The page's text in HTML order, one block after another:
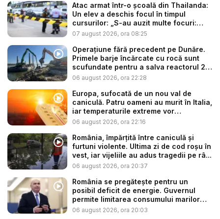
Atac armat într-o școală din Thailanda:
Un elev a deschis focul în timpul
cursurilor: „S-au auzit multe focuri:
ba...
07 august 2026, ora 08:25
Operațiune fără precedent pe Dunăre.
Primele barje încărcate cu rocă sunt
scufundate pentru a salva reactorul 2
...
06 august 2026, ora 22:28
Europa, sufocată de un nou val de
caniculă. Patru oameni au murit în Italia,
iar temperaturile extreme vor
continua...
06 august 2026, ora 22:16
România, împărțită între caniculă și
furtuni violente. Ultima zi de cod roșu în
vest, iar vijeliile au adus tragedii pe râ...
06 august 2026, ora 20:37
România se pregătește pentru un
posibil deficit de energie. Guvernul
permite limitarea consumului marilor
co...
06 august 2026, ora 20:03